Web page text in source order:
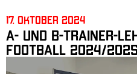
17. Oktober 2024
A- und B-Trainer-
Football 2024/2025